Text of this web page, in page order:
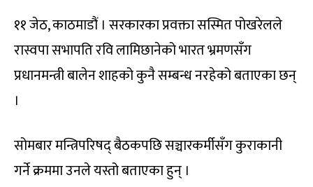
११ जेठ, काठमाडौं । सरकारका प्रवक्ता सस्मित पोखरेलले
रास्वपा सभापति रवि लामिछानेको भारत भ्रमणसँग
प्रधानमन्त्री बालेन शाहको कुनै सम्बन्ध नरहेको बताएका छन्
।
सोमबार मन्त्रिपरिषद् बैठकपछि सञ्चारकर्मीसँग कुराकानी
गर्ने क्रममा उनले यस्तो बताएका हुन् ।